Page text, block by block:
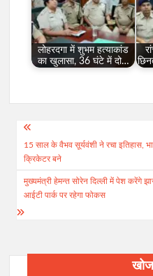
लोहरदगा में शुभम हत्याकांड
का खुलासा, 36 घंटे में दो…
Post
navigation
15 साल के वैभव सूर्यवंशी ने रचा इतिहास,
क्रिकेटर बने
मुख्यमंत्री हेमन्त सोरेन दिल्ली में पेश करेंगे
आईटी पार्क पर रहेगा फोकस